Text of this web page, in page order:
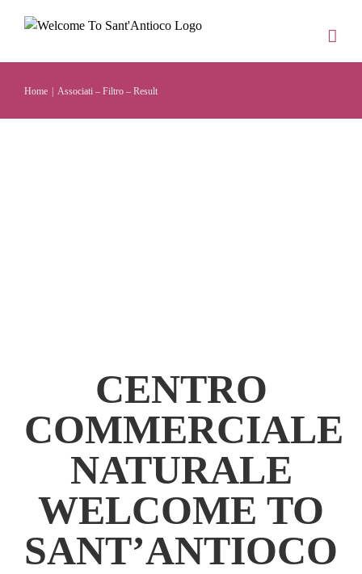
Home Associati – Filtro – Result
CENTRO
COMMERCIALE
NATURALE
WELCOME TO
SANT’ANTIOCO